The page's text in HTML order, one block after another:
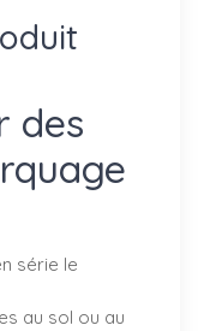
des
série le
au sol ou au